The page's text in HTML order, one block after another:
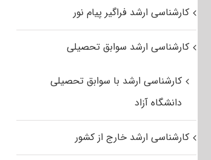
کارشناسی ارشد فراگیر پیام نور
کارشناسی ارشد سوابق تحصیلی
کارشناسی ارشد با سوابق تحصیلی
دانشگاه آزاد
کارشناسی ارشد خارج از کشور